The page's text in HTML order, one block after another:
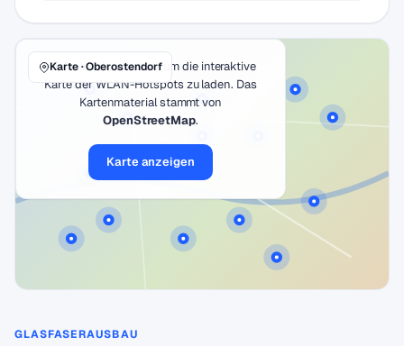
Klicke auf den Button, um die interaktive
Karte der WLAN-Hotspots zu laden. Das
Kartenmaterial stammt von
OpenStreetMap.
Karte anzeigen
Karte · Oberostendorf
GLASFASERAUSBAU